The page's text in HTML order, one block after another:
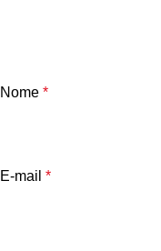
Nome *
E-mail *